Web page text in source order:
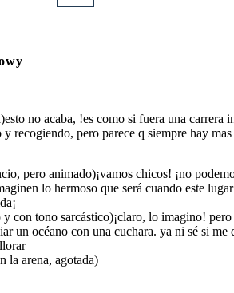
no acaba, !es como si fuera una carrera
y recogiendo, pero parece q siempre hay mas
pero animado)¡vamos chicos! ¡no
lo hermoso que será cuando este
con tono sarcástico)¡claro, lo imagino! pero
un océano con una cuchara. ya ni sé si me
la arena, agotada)